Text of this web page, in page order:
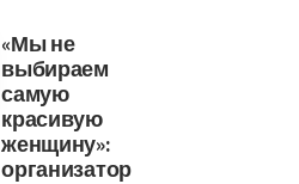
«Мы не
выбираем
самую
красивую
женщину»:
организатор